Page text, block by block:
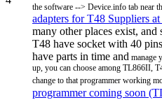
the software --> Device.info tab near
adapters for T48 Suppliers
many other places exist,
T48 have socket with 40
have parts in time and manage
up, you can choose among TL866II,
change to that programmer working
programmer coming soon